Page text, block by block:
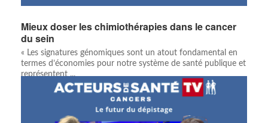
Mieux doser les chimiothérapies dans le cancer
du sein
« Les signatures génomiques sont un atout fondamental en
termes d’économies pour notre système de santé publique et
représentent ...